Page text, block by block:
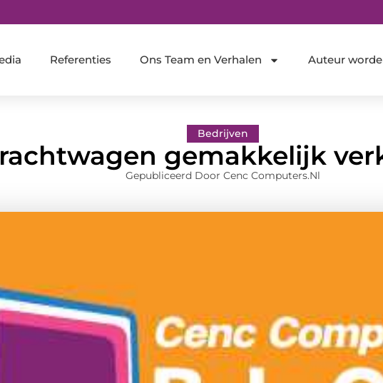
Referenties Ons Team en Verhalen Auteur
Bedrijven
gemakkelijk
Gepubliceerd Door Cenc Computers.nl